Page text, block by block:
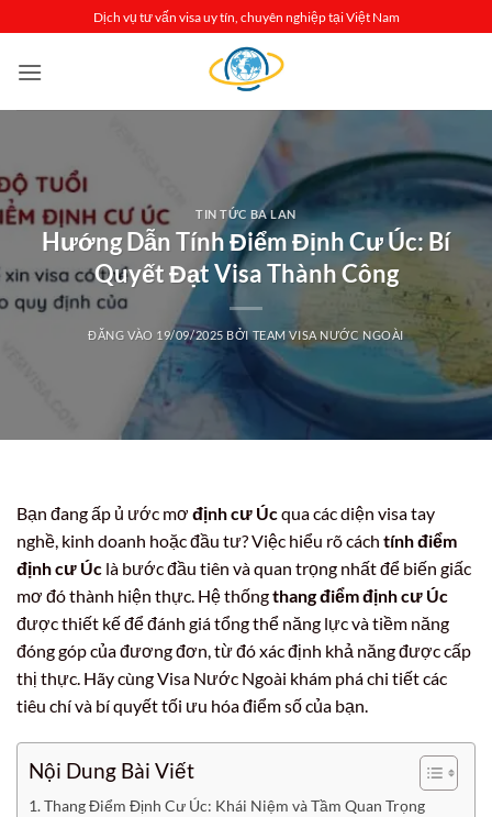
qua
nội
Dịch vụ tư vấn visa uy tín, chuyên nghiệp tại Việt Nam
TIN TỨC BA LAN
Hướng Dẫn Tính Điểm Định Cư Úc: Bí
Quyết Đạt Visa Thành Công
ĐĂNG VÀO 19/09/2025 BỞITEAM VISA NƯỚC NGOÀI
Bạn đang ấp ủ ước mơ định cư Úcqua các diện visa tay
nghề, kinh doanh hoặc đầu tư? Việc hiểu rõ cách tính điểm
định cư Úc là bước đầu tiên và quan trọng nhất để biến giấc
mơ đó thành hiện thực. Hệ thốngthang điểm định cư Úc
được thiết kế để đánh giá tổng thể năng lực và tiềm năng
đóng góp của đương đơn, từ đó xác định khả năng được cấp
thị thực. Hãy cùng Visa Nước Ngoài khám phá chi tiết các
tiêu chí và bí quyết tối ưu hóa điểm số của bạn.
Nội Dung Bài Viết
Thang Điểm Định Cư Úc: Khái Niệm và Tầm Quan Trọng